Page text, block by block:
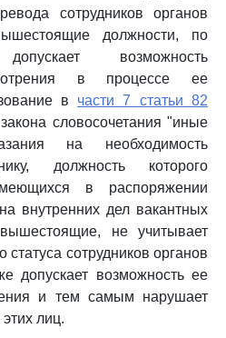
сотрудников органов
должности, по
возможность
в процессе ее
в части 7 статьи 82
словосочетания "иные
на необходимость
должность которого
в распоряжении
внутренних дел вакантных
не учитывает
статуса сотрудников органов
допускает возможность ее
и тем самым нарушает
лиц.